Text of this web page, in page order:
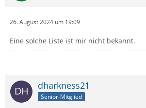
26. August 2024 um 19:09
Eine solche Liste ist mir nicht bekannt.
dharkness21
Senior-Mitglied